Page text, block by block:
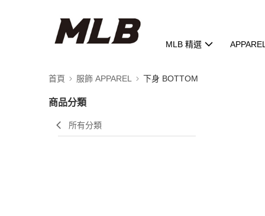
MLB 精選
首頁 服飾 APPAREL 下身 BOTTOM
商品分類
所有分類